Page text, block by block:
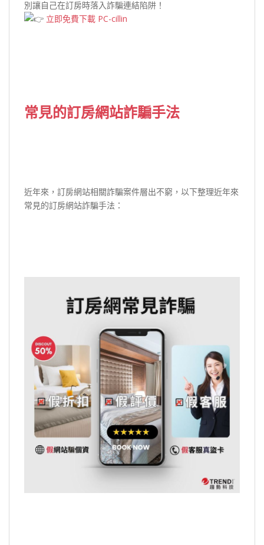
別讓自己在訂房時落入詐騙連結陷阱！
立即免費下載 PC-cillin
常見的訂房網站詐騙手法
近年來，訂房網站相關詐騙案件層出不窮，以下整理近年來
常見的訂房網站詐騙手法：